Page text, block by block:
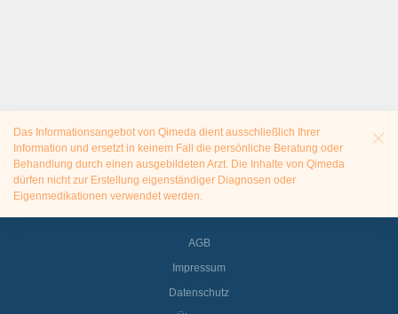
Das Informationsangebot von Qimeda dient ausschließlich Ihrer
Information und ersetzt in keinem Fall die persönliche Beratung oder
Behandlung durch einen ausgebildeten Arzt. Die Inhalte von Qimeda
dürfen nicht zur Erstellung eigenständiger Diagnosen oder
Eigenmedikationen verwendet werden.
AGB
Impressum
Datenschutz